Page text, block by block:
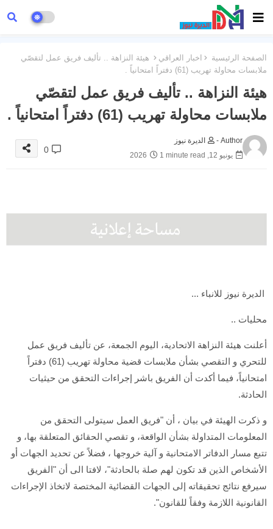
الصفحة الرئيسية اخبار العراقي
هيئة النزاهة .. تأليف فريق عمل لتقصّي
ملابسات محاولة تهريب (61) دفتراً امتحانياً .
هيئة النزاهة .. تأليف فريق عمل لتقصّي
ملابسات محاولة تهريب (61) دفتراً امتحانياً .
Author -
الديرة نيوز
يونيو 12, 2026
1 minute read
0
الديرة نيوز للانباء ...
محليات ..
أعلنت هيئة النزاهة الاتحادية، اليوم الجمعة، عن تأليف فريق عمل
للتحري و التقصي بشأن ملابسات قضية محاولة تهريب (61) دفتراً
امتحانياً، فيما أكدت أن الفريق باشر إجراءات التحقق من حيثيات
الحادثة.
و ذكرت الهيئة في بيان ، أن "فريق العمل سيتولى التحقق من
المعلومات المتداولة بشأن الواقعة، و تقصي الحقائق المتعلقة بها، و
تتبع مسار الدفاتر الامتحانية و آلية خروجها ، فضلاً عن تحديد الجهات أو
الأشخاص الذين قد تكون لهم صلة بالحادثة"، لافتا الى أن "الفريق
سيرفع نتائج تحقيقاته إلى الجهات القضائية المختصة لاتخاذ الإجراءات
القانونية اللازمة وفقاً للقانون".